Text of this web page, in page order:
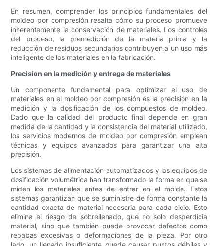
En resumen, comprender los principios fundamentales del
moldeo por compresión resalta cómo su proceso promueve
inherentemente la conservación de materiales. Los controles
del proceso, la premedición de la materia prima y la
reducción de residuos secundarios contribuyen a un uso más
inteligente de los materiales en la fabricación.
Precisión en la medición y entrega de materiales
Un componente fundamental para optimizar el uso de
materiales en el moldeo por compresión es la precisión en la
medición y la dosificación de los compuestos de moldeo.
Dado que la calidad del producto final depende en gran
medida de la cantidad y la consistencia del material utilizado,
los servicios modernos de moldeo por compresión emplean
técnicas y equipos avanzados para garantizar una alta
precisión.
Los sistemas de alimentación automatizados y los equipos de
dosificación volumétrica han transformado la forma en que se
miden los materiales antes de entrar en el molde. Estos
sistemas garantizan que se suministre de forma constante la
cantidad exacta de material necesaria para cada ciclo. Esto
elimina el riesgo de sobrellenado, que no solo desperdicia
material, sino que también puede provocar defectos como
rebabas excesivas o deformaciones de la pieza. Por otro